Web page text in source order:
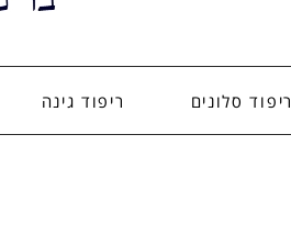
ריפוד סלונים ריפוד גינה